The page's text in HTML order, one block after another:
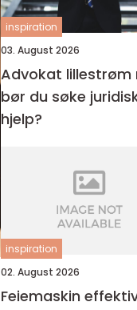
inspiration
03. August 2026
Advokat lillestrøm når
bør du søke
hjelp?
inspiration
02. August 2026
Feiemaskin effektiv